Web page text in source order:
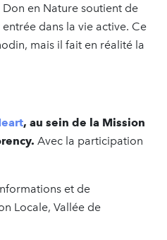
en Nature soutient de
dans la vie active. Ce
mais il fait en réalité la
, au sein de la Mission
Avec la participation
et de
Locale, Vallée de